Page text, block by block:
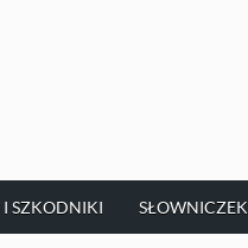
SZKODNIKI SŁOWNICZEK